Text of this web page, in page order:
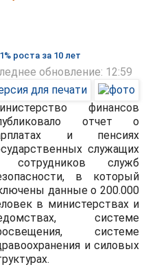
роста за 10 лет
обновление: 12:59
финансов
отчет о
и пенсиях
служащих
сотрудников служб
в который
данные о 200.000
в министерствах и
системе
системе
и силовых